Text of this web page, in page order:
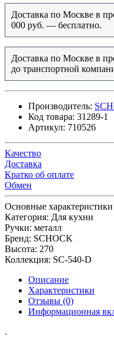
Доставка по Москве в
000 руб. — бесплатно.
Доставка по Москве в
до транспортной
Производитель:
Код товара: 31289-1
Артикул: 710526
Качество
Доставка
Кратко об оплате
Обмен
Основные характеристики
Категория: Для кухни
Ручки: металл
Бренд: SCHOCK
Высота: 270
Коллекция: SC-540-D
Описание
Характеристики
Отзывы (0)
Информационная
.